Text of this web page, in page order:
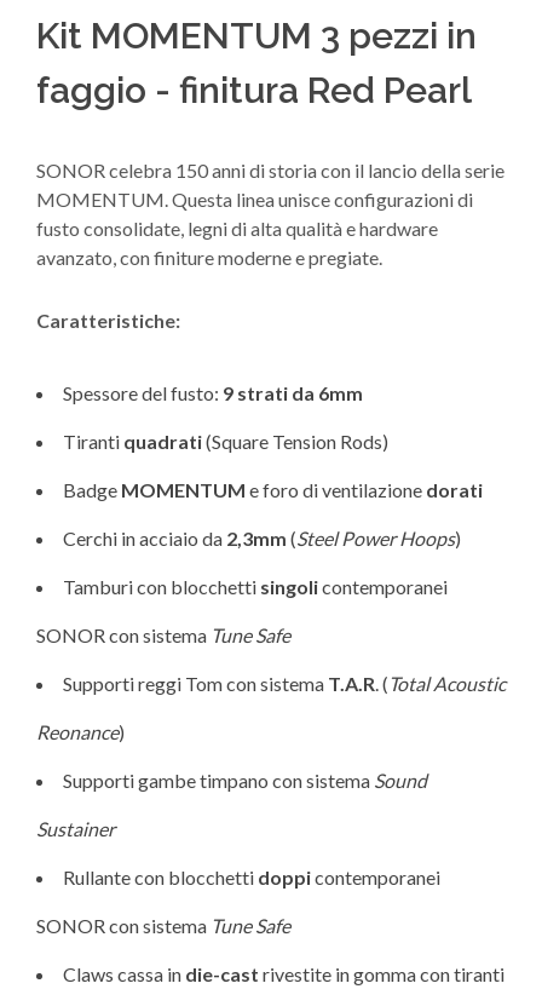
Kit MOMENTUM 3 pezzi in
faggio - finitura Red Pearl
SONOR celebra 150 anni di storia con il lancio della serie
MOMENTUM. Questa linea unisce configurazioni di
fusto consolidate, legni di alta qualità e hardware
avanzato, con finiture moderne e pregiate.
Caratteristiche:
Spessore del fusto: 9 strati da 6mm
Tiranti quadrati(Square Tension Rods)
Badge MOMENTUM e foro di ventilazione dorati
Cerchi in acciaio da 2,3mm (Steel Power Hoops)
Tamburi con blocchetti singolicontemporanei
SONOR con sistema Tune Safe
Supporti reggi Tom con sistema T.A.R. ( Total Acoustic
Reonance)
Supporti gambe timpano con sistema Sound
Sustainer
Rullante con blocchetti doppicontemporanei
SONOR con sistema Tune Safe
Claws cassa in die-cast rivestite in gomma con tiranti